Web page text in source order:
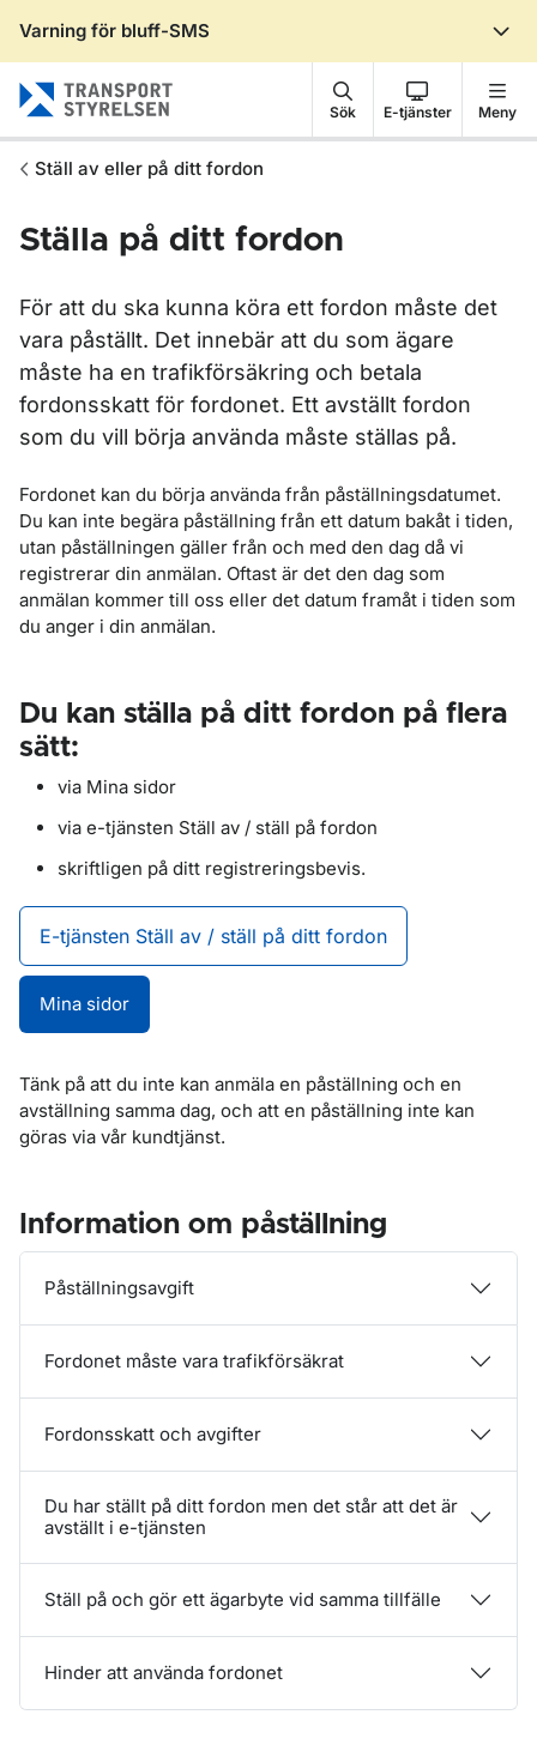
Varning för bluff-SMS
Sök E-tjänster Meny
Ställ av eller på ditt fordon
Ställa på ditt fordon
För att du ska kunna köra ett fordon måste det
vara påställt. Det innebär att du som ägare
måste ha en trafikförsäkring och betala
fordonsskatt för fordonet. Ett avställt fordon
som du vill börja använda måste ställas på.
Fordonet kan du börja använda från påställningsdatumet.
Du kan inte begära påställning från ett datum bakåt i tiden,
utan påställningen gäller från och med den dag då vi
registrerar din anmälan. Oftast är det den dag som
anmälan kommer till oss eller det datum framåt i tiden som
du anger i din anmälan.
Du kan ställa på ditt fordon på flera
sätt:
via Mina sidor
via e-tjänsten Ställ av / ställ på fordon
skriftligen på ditt registreringsbevis.
E-tjänsten Ställ av / ställ på ditt fordon
Mina sidor
Tänk på att du inte kan anmäla en påställning och en
avställning samma dag, och att en påställning inte kan
göras via vår kundtjänst.
Information om påställning
Påställningsavgift
Fordonet måste vara trafikförsäkrat
Fordonsskatt och avgifter
Du har ställt på ditt fordon men det står att det är
avställt i e-tjänsten
Ställ på och gör ett ägarbyte vid samma tillfälle
Hinder att använda fordonet